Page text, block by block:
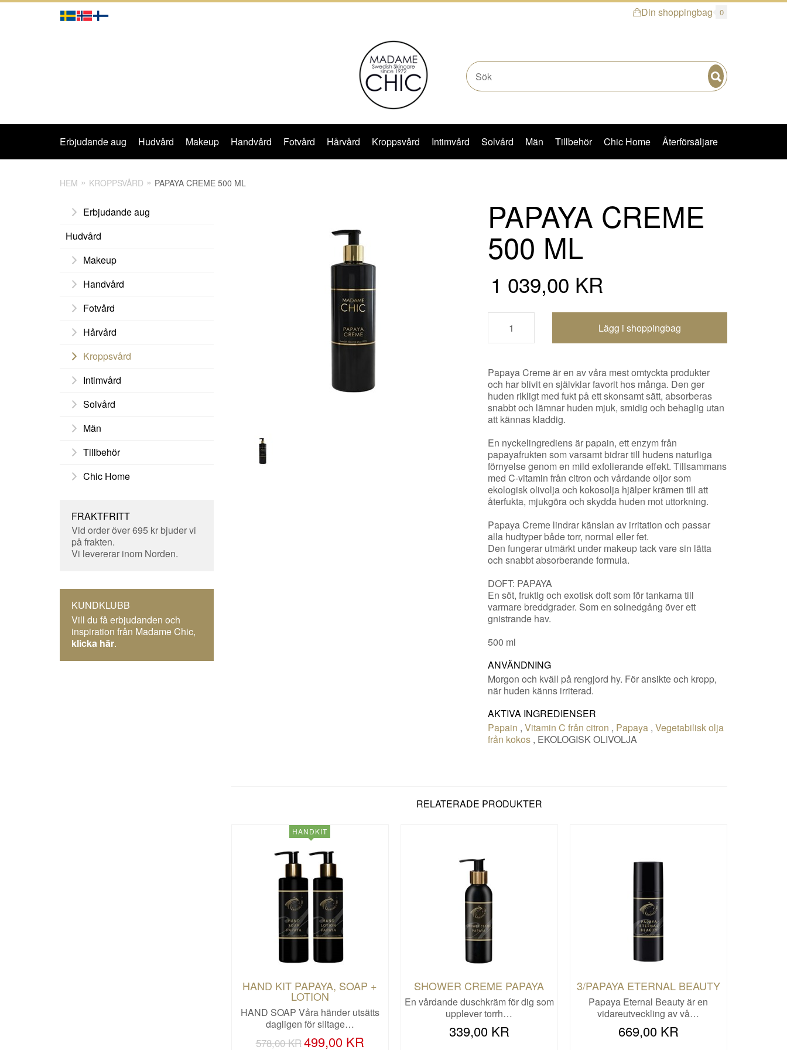
Din shoppingbag 0
Sök
Erbjudande aug Hudvård Makeup Handvård Fotvård Hårvård Kroppsvård Intimvård Solvård Män Tillbehör Chic Home Återförsäljare
HEM KROPPSVÅRD PAPAYA CREME 500 ML
Erbjudande aug
Hudvård
Makeup
Handvård
Fotvård
Hårvård
Kroppsvård
Intimvård
Solvård
Män
Tillbehör
Chic Home
FRAKTFRITT
Vid order över 695 kr bjuder vi
på frakten.
Vi levererar inom Norden.
KUNDKLUBB
Vill du få erbjudanden och
inspiration från Madame Chic,
klicka här.
PAPAYA CREME
500 ML
1 039,00 KR
Shoppingbagen uppdaterad
Papaya Creme är en av våra mest omtyckta produkter
och har blivit en självklar favorit hos många. Den ger
huden rikligt med fukt på ett skonsamt sätt, absorberas
snabbt och lämnar huden mjuk, smidig och behaglig utan
att kännas kladdig.
En nyckelingrediens är papain, ett enzym från
papayafrukten som varsamt bidrar till hudens naturliga
förnyelse genom en mild exfolierande effekt. Tillsammans
med C-vitamin från citron och vårdande oljor som
ekologisk olivolja och kokosolja hjälper krämen till att
återfukta, mjukgöra och skydda huden mot uttorkning.
Papaya Creme lindrar känslan av irritation och passar
alla hudtyper både torr, normal eller fet.
Den fungerar utmärkt under makeup tack vare sin lätta
och snabbt absorberande formula.
DOFT: PAPAYA
En söt, fruktig och exotisk doft som för tankarna till
varmare breddgrader. Som en solnedgång över ett
gnistrande hav.
500 ml
ANVÄNDNING
Morgon och kväll på rengjord hy. För ansikte och kropp,
när huden känns irriterad.
AKTIVA INGREDIENSER
Papain ,Vitamin C från citron , Papaya ,Vegetabilisk olja
från kokos , EKOLOGISK OLIVOLJA
RELATERADE PRODUKTER
HANDKIT
HAND KIT PAPAYA, SOAP +
LOTION
HAND SOAP Våra händer utsätts
dagligen för slitage…
578,00 KR499,00 KR
SHOWER CREME PAPAYA
En vårdande duschkräm för dig som
upplever torrh…
339,00 KR
3/PAPAYA ETERNAL BEAUTY
Papaya Eternal Beauty är en
vidareutveckling av vå…
669,00 KR